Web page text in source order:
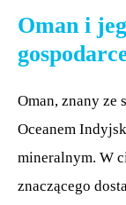
Oman i
Oman, znany
Oceanem
mineralnym. W
znaczącego